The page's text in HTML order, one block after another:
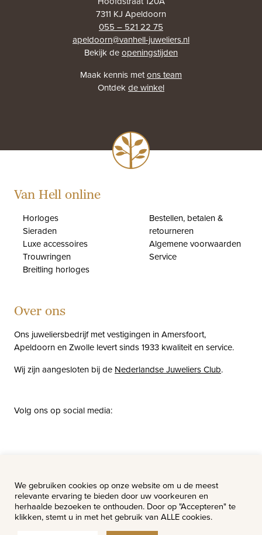
7311 KJ Apeldoorn
055 – 521 22 75
apeldoorn@vanhell-juweliers.nl
Bekijk deopeningstijden
Maak kennis metons team
Ontdekde winkel
Van Hell online
Horloges
Sieraden
Luxe accessoires
Trouwringen
Breitling horloges
Bestellen, betalen &
retourneren
Algemene voorwaarden
Service
Over ons
Ons juweliersbedrijf met vestigingen in Amersfoort,
Apeldoorn en Zwolle levert sinds 1933 kwaliteit en service.
Wij zijn aangesloten bij de Nederlandse Juweliers Club.
Volg ons op social media:
Vacatures
We gebruiken cookies op onze website om u de meest
relevante ervaring te bieden door uw voorkeuren en
herhaalde bezoeken te onthouden. Door op "Accepteren" te
klikken, stemt u in met het gebruik van ALLE cookies.